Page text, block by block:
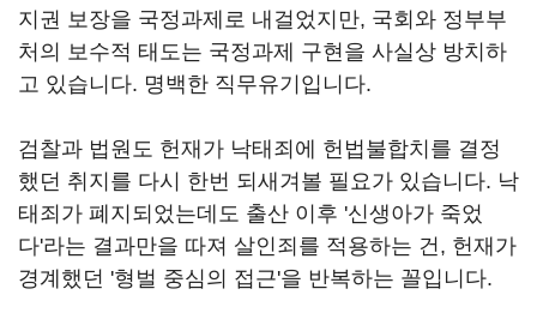
지권 보장을 국정과제로 내걸었지만, 국회와 정부부
처의 보수적 태도는 국정과제 구현을 사실상 방치하
고 있습니다. 명백한 직무유기입니다.
검찰과 법원도 헌재가 낙태죄에 헌법불합치를 결정
했던 취지를 다시 한번 되새겨볼 필요가 있습니다. 낙
태죄가 폐지되었는데도 출산 이후 '신생아가 죽었
다'라는 결과만을 따져 살인죄를 적용하는 건, 헌재가
경계했던 '형벌 중심의 접근'을 반복하는 꼴입니다.